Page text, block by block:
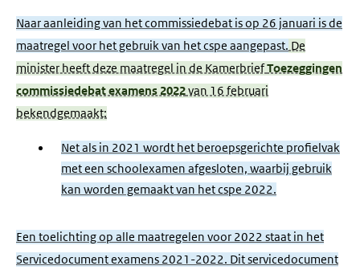
Naar aanleiding van het commissiedebat is op 26 januari is de
maatregel voor het gebruik van het cspe aangepast. De
minister heeft deze maatregel in de KamerbriefToezeggingen
commissiedebat examens 2022van 16 februari
bekendgemaakt:
Net als in 2021 wordt het beroepsgerichte profielvak
met een schoolexamen afgesloten, waarbij gebruik
kan worden gemaakt van het cspe 2022.
Een toelichting op alle maatregelen voor 2022 staat in het
Servicedocument examens 2021-2022. Dit servicedocument